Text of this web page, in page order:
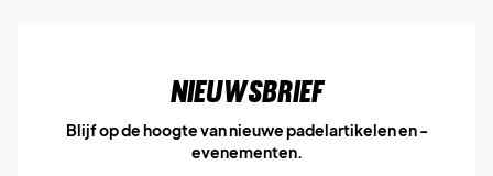
Nieuwsbrief
Blijf op de hoogte van nieuwe padelartikelen en -
evenementen.